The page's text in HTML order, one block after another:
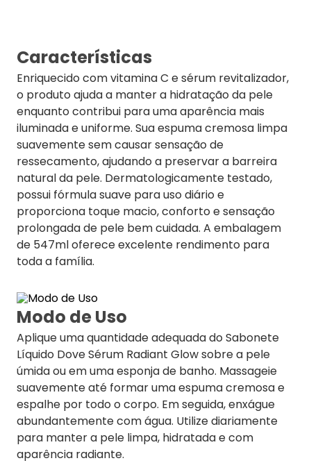
Características
Enriquecido com vitamina C e sérum revitalizador,
o produto ajuda a manter a hidratação da pele
enquanto contribui para uma aparência mais
iluminada e uniforme. Sua espuma cremosa limpa
suavemente sem causar sensação de
ressecamento, ajudando a preservar a barreira
natural da pele. Dermatologicamente testado,
possui fórmula suave para uso diário e
proporciona toque macio, conforto e sensação
prolongada de pele bem cuidada. A embalagem
de 547ml oferece excelente rendimento para
toda a família.
Modo de Uso
Aplique uma quantidade adequada do Sabonete
Líquido Dove Sérum Radiant Glow sobre a pele
úmida ou em uma esponja de banho. Massageie
suavemente até formar uma espuma cremosa e
espalhe por todo o corpo. Em seguida, enxágue
abundantemente com água. Utilize diariamente
para manter a pele limpa, hidratada e com
aparência radiante.